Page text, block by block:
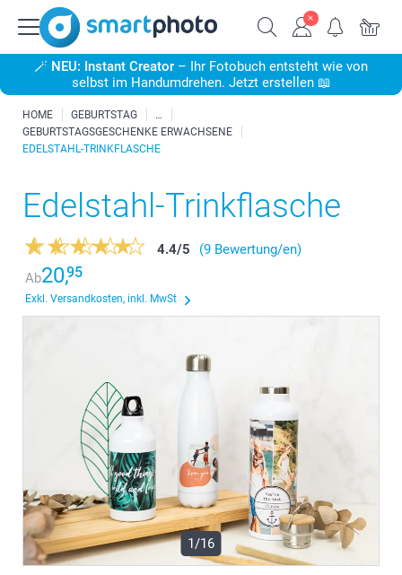
🪄 NEU: Instant Creator – Ihr Fotobuch entsteht wie von
selbst im Handumdrehen. Jetzt erstellen 📖
HOME
GEBURTSTAG
GEBURTSTAGSGESCHENKE ERWACHSENE
EDELSTAHL-TRINKFLASCHE
Edelstahl-Trinkflasche
4.4/5
(9 Bewertung/en)
Ab20,95
Exkl. Versandkosten, inkl. MwSt
1/16